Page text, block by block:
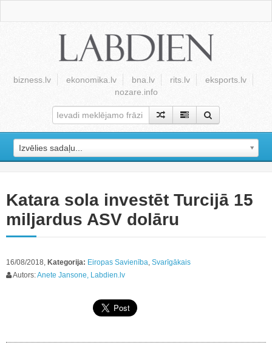
bizness.lv ekonomika.lv bna.lv rits.lv
eksports.lv
nozare.info
Izvēlies sadaļu...
Katara sola investēt Turcijā 15
miljardus ASV dolāru
16/08/2018, Kategorija: Eiropas Savienība, Svarīgākais
Autors:Anete Jansone, Labdien.lv